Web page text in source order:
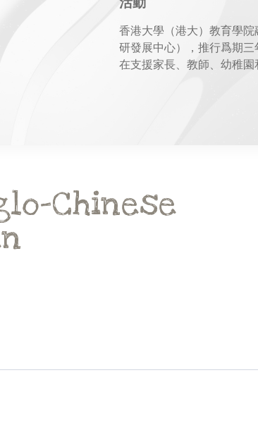
香港大學（港大）教育學
研發展中心），推行爲期
在支援家長、教師、幼稚
Chinese